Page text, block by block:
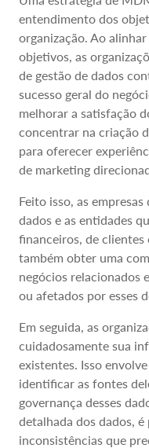
entendimento dos
organização. Ao
objetivos, as
de gestão de dados
sucesso geral do
melhorar a satisfação
concentrar na criação
para oferecer
de marketing
Feito isso, as
dados e as entidades
financeiros, de
também obter uma
negócios relacionados
ou afetados por esses
Em seguida, as
cuidadosamente sua
existentes. Isso
identificar as fontes
governança desses
detalhada dos dados,
inconsistências que